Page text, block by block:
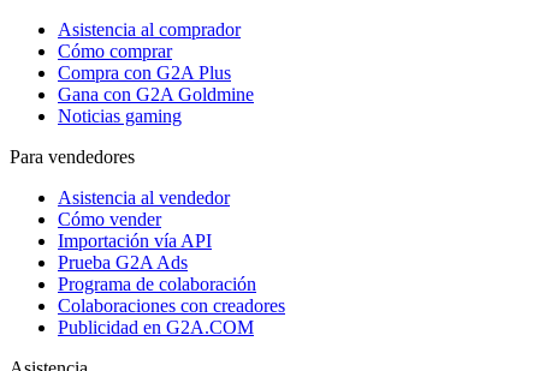
Asistencia al comprador
Cómo comprar
Compra con G2A Plus
Gana con G2A Goldmine
Noticias gaming
Para vendedores
Asistencia al vendedor
Cómo vender
Importación vía API
Prueba G2A Ads
Programa de colaboración
Colaboraciones con creadores
Publicidad en G2A.COM